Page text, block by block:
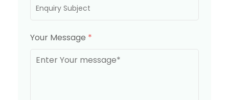
Your Message *